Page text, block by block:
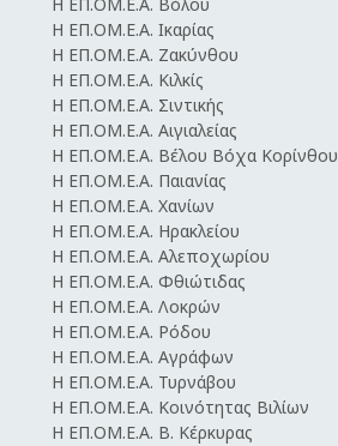
Η ΕΠ.ΟΜ.Ε.Α. Βόλου
Η ΕΠ.ΟΜ.Ε.Α. Ικαρίας
Η ΕΠ.ΟΜ.Ε.Α. Ζακύνθου
Η ΕΠ.ΟΜ.Ε.Α. Κιλκίς
Η ΕΠ.ΟΜ.Ε.Α. Σιντικής
Η ΕΠ.ΟΜ.Ε.Α. Αιγιαλείας
Η ΕΠ.ΟΜ.Ε.Α. Βέλου Βόχα Κορίνθου
Η ΕΠ.ΟΜ.Ε.Α. Παιανίας
Η ΕΠ.ΟΜ.Ε.Α. Χανίων
Η ΕΠ.ΟΜ.Ε.Α. Ηρακλείου
Η ΕΠ.ΟΜ.Ε.Α. Αλεποχωρίου
Η ΕΠ.ΟΜ.Ε.Α. Φθιώτιδας
Η ΕΠ.ΟΜ.Ε.Α. Λοκρών
Η ΕΠ.ΟΜ.Ε.Α. Ρόδου
Η ΕΠ.ΟΜ.Ε.Α. Αγράφων
Η ΕΠ.ΟΜ.Ε.Α. Τυρνάβου
Η ΕΠ.ΟΜ.Ε.Α. Κοινότητας Βιλίων
Η ΕΠ.ΟΜ.Ε.Α. Β. Κέρκυρας